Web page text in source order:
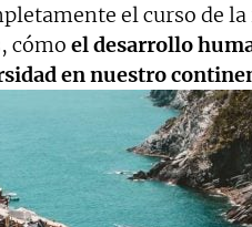
el curso de
cómo el desarrollo
en nuestro